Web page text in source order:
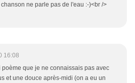
ne parle pas de l'eau :-)<br />
16:08
que je ne connaissais pas avec
et une douce après-midi (on a eu un